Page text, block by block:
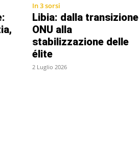
In 3 sorsi
Libia: dalla transizione
ONU alla
stabilizzazione delle
élite
2 Luglio 2026